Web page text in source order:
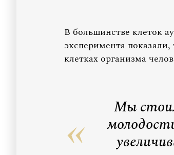
В большинстве клеток
эксперимента
клетках организма
Мы